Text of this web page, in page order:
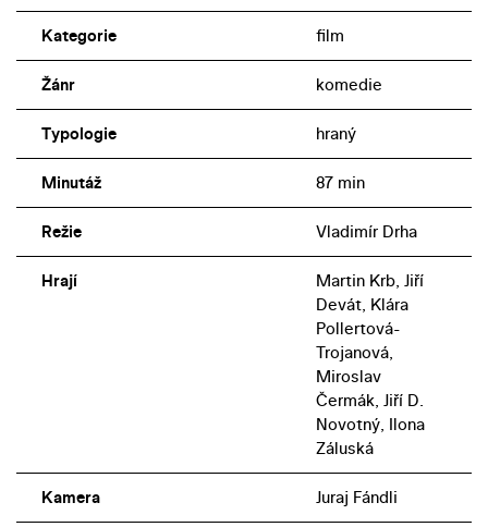
Kategorie film
Žánr komedie
Typologie hraný
Minutáž 87 min
Režie Vladimír Drha
Hrají
Martin Krb, Jiří
Devát, Klára
Pollertová-
Trojanová,
Miroslav
Čermák, Jiří D.
Novotný, Ilona
Záluská
Kamera Juraj Fándli